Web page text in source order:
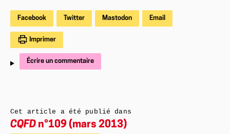
Facebook Twitter Mastodon Email
Imprimer
Écrire un commentaire
Cet article a été publié dans
CQFD n°109 (mars 2013)